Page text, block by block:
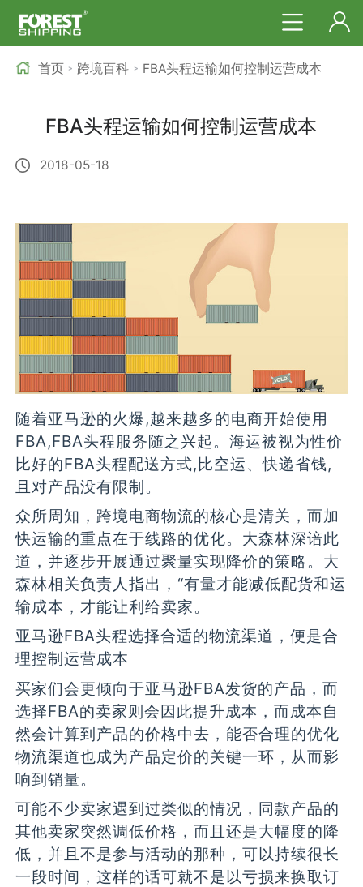
首页 > 跨境百科 > FBA头程运输如何控制运营成本
FBA头程运输如何控制运营成本
2018-05-18
随着亚马逊的火爆,越来越多的电商开始使用
FBA,FBA头程服务随之兴起。海运被视为性价
比好的FBA头程配送方式,比空运、快递省钱,
且对产品没有限制。
众所周知，跨境电商物流的核心是清关，而加
快运输的重点在于线路的优化。大森林深谙此
道，并逐步开展通过聚量实现降价的策略。大
森林相关负责人指出，“有量才能减低配货和运
输成本，才能让利给卖家。
亚马逊FBA头程选择合适的物流渠道，便是合
理控制运营成本
买家们会更倾向于亚马逊FBA发货的产品，而
选择FBA的卖家则会因此提升成本，而成本自
然会计算到产品的价格中去，能否合理的优化
物流渠道也成为产品定价的关键一环，从而影
响到销量。
可能不少卖家遇到过类似的情况，同款产品的
其他卖家突然调低价格，而且还是大幅度的降
低，并且不是参与活动的那种，可以持续很长
一段时间，这样的话可就不是以亏损来换取订